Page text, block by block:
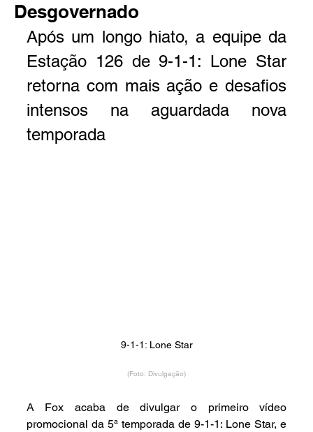
Desgovernado
Após um longo hiato, a equipe da
Estação 126 de 9-1-1: Lone Star
retorna com mais ação e desafios
intensos na aguardada nova
temporada
9-1-1: Lone Star
(Foto: Divulgação)
A Fox acaba de divulgar o primeiro vídeo
promocional da 5ª temporada de 9-1-1: Lone Star, e